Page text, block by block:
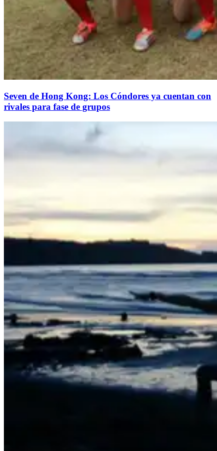
Seven de Hong Kong: Los Cóndores ya cuentan con
rivales para fase de grupos